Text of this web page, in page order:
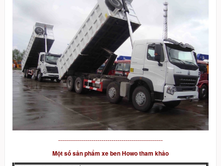
-----------------------------------------------------
Một số sản phẩm xe ben Howo tham khảo